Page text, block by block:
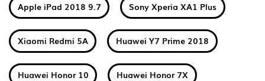
Apple iPad 2018 9.7 Sony Xperia XA1 Plus
Xiaomi Redmi 5A Huawei Y7 Prime 2018
Huawei Honor 10 Huawei Honor 7X